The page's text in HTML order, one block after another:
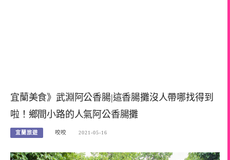
宜蘭美食》武淵阿公香腸|這香腸攤沒人帶哪找得到
啦！鄉間小路的人氣阿公香腸攤
宜蘭旅遊 咬咬 2021-05-16